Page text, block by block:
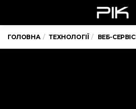
ГОЛОВНА ТЕХНОЛОГІЇ ВЕБ-